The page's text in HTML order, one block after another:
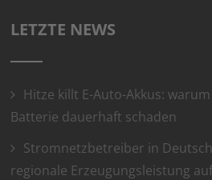
LETZTE NEWS
Hitze killt E-Auto-Akkus:
Batterie dauerhaft schaden
Stromnetzbetreiber in
regionale Erzeugungsleistung